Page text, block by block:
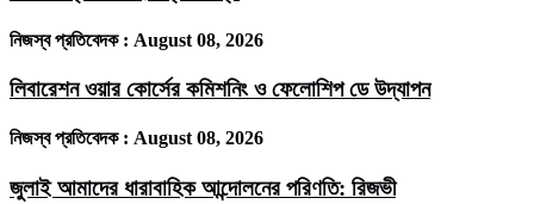
নিজস্ব প্রতিবেদক : August 08, 2026
লিবারেশন ওয়ার কোর্সের কমিশনিং ও ফেলোশিপ ডে উদ্‌যাপন
নিজস্ব প্রতিবেদক : August 08, 2026
জুলাই আমাদের ধারাবাহিক আন্দোলনের পরিণতি: রিজভী